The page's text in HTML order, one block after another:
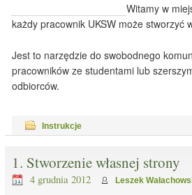
Witamy w
każdy pracownik UKSW może stworzyć
Jest to narzędzie do swobodnego
pracowników ze studentami lub
odbiorców.
Instrukcje
1. Stworzenie własnej strony
4 grudnia 2012 Leszek